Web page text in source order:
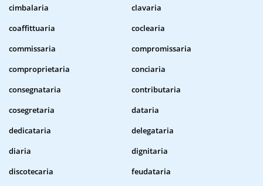
cimbalaria
clavaria
coaffittuaria
coclearia
commissaria
compromissaria
comproprietaria
conciaria
consegnataria
contributaria
cosegretaria
dataria
dedicataria
delegataria
diaria
dignitaria
discotecaria
feudataria